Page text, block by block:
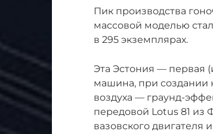
Пик производства
массовой моделью
в 295 экземплярах.
Эта Эстония — первая
машина, при создании
воздуха — граунд-
передовой Lotus 81 из
вазовского